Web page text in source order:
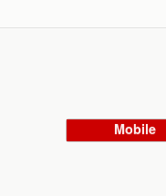
Mobile